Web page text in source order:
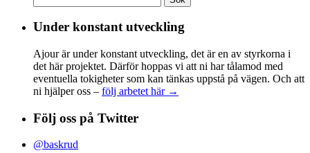
efter:
Under konstant utveckling
Ajour är under konstant utveckling, det är en av styrkorna i
det här projektet. Därför hoppas vi att ni har tålamod med
eventuella tokigheter som kan tänkas uppstå på vägen. Och att
ni hjälper oss – följ arbetet här →
Följ oss på Twitter
@baskrud